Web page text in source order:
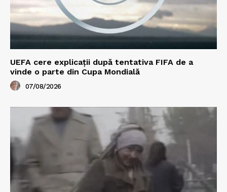
UEFA cere explicații după tentativa FIFA de a
vinde o parte din Cupa Mondială
07/08/2026